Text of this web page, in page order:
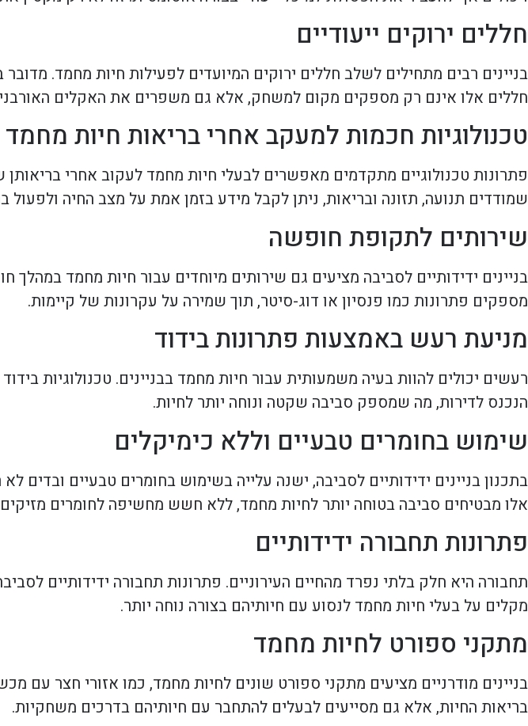
חללים ירוקים ייעודיים
בניינים רבים מתחילים לשלב חללים ירוקים המיועדים לפעילות חיות מחמד.
חללים אלו אינם רק מספקים מקום למשחק, אלא גם משפרים את האקלים האורבני
טכנולוגיות חכמות למעקב אחרי בריאות חיות מחמד
פתרונות טכנולוגיים מתקדמים מאפשרים לבעלי חיות מחמד לעקוב אחרי בריאותן
שמודדים תנועה, תזונה ובריאות, ניתן לקבל מידע בזמן אמת על מצב החיה ולפעול
שירותים לתקופת חופשה
בניינים ידידותיים לסביבה מציעים גם שירותים מיוחדים עבור חיות מחמד
מספקים פתרונות כמו פנסיון או דוג-סיטר, תוך שמירה על עקרונות של קיימות.
מניעת רעש באמצעות פתרונות בידוד
רעשים יכולים להוות בעיה משמעותית עבור חיות מחמד בבניינים. טכנולוגיות
הנכנס לדירות, מה שמספק סביבה שקטה ונוחה יותר לחיות.
שימוש בחומרים טבעיים וללא כימיקלים
בתכנון בניינים ידידותיים לסביבה, ישנה עלייה בשימוש בחומרים טבעיים ובדים
אלו מבטיחים סביבה בטוחה יותר לחיות מחמד, ללא חשש מחשיפה לחומרים
פתרונות תחבורה ידידותיים
תחבורה היא חלק בלתי נפרד מהחיים העירוניים. פתרונות תחבורה ידידותיים
מקלים על בעלי חיות מחמד לנסוע עם חיותיהם בצורה נוחה יותר.
מתקני ספורט לחיות מחמד
בניינים מודרניים מציעים מתקני ספורט שונים לחיות מחמד, כמו אזורי חצר עם
בריאות החיות, אלא גם מסייעים לבעלים להתחבר עם חיותיהם בדרכים משחקיות.